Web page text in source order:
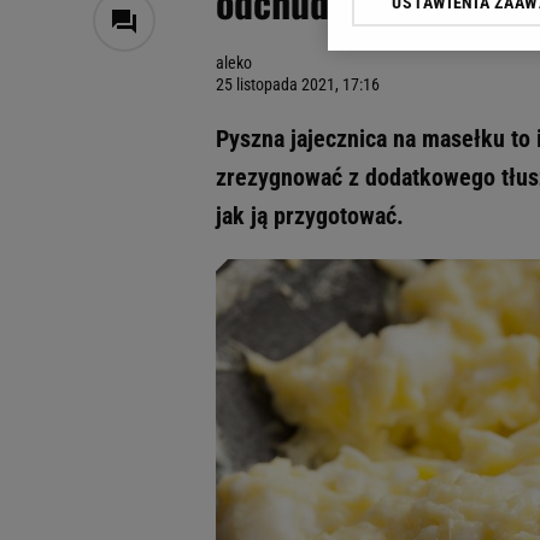
aleko
25 listopada 2021, 17:16
Pyszna jajecznica na masełku
zrezygnować z dodatkowego
jak ją przygotować.
Klikając „Akceptuję”
odnośnik „Ustawienia
My, nasi Zaufani
Użycie dokładnych
Przechowywanie